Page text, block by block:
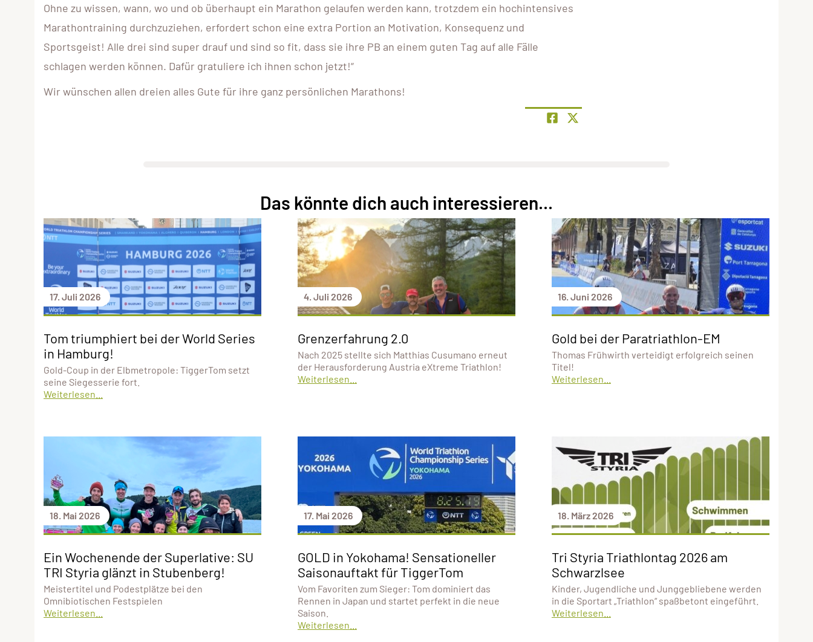
Ohne zu wissen, wann, wo und ob überhaupt ein Marathon gelaufen werden kann, trotzdem ein hochintensives
Marathontraining durchzuziehen, erfordert schon eine extra Portion an Motivation, Konsequenz und
Sportsgeist! Alle drei sind super drauf und sind so fit, dass sie ihre PB an einem guten Tag auf alle Fälle
schlagen werden können. Dafür gratuliere ich ihnen schon jetzt!“
Wir wünschen allen dreien alles Gute für ihre ganz persönlichen Marathons!
Das könnte dich auch interessieren...
17. Juli 2026
Tom triumphiert bei der World Series
in Hamburg!
Gold-Coup in der Elbmetropole: TiggerTom setzt
seine Siegesserie fort.
Weiterlesen...
4. Juli 2026
Grenzerfahrung 2.0
Nach 2025 stellte sich Matthias Cusumano erneut
der Herausforderung Austria eXtreme Triathlon!
Weiterlesen...
16. Juni 2026
Gold bei der Paratriathlon-EM
Thomas Frühwirth verteidigt erfolgreich seinen
Titel!
Weiterlesen...
18. Mai 2026
Ein Wochenende der Superlative: SU
TRI Styria glänzt in Stubenberg!
Meistertitel und Podestplätze bei den
Omnibiotischen Festspielen
Weiterlesen...
17. Mai 2026
GOLD in Yokohama! Sensationeller
Saisonauftakt für TiggerTom
Vom Favoriten zum Sieger: Tom dominiert das
Rennen in Japan und startet perfekt in die neue
Saison.
Weiterlesen...
18. März 2026
Tri Styria Triathlontag 2026 am
Schwarzlsee
Kinder, Jugendliche und Junggebliebene werden
in die Sportart „Triathlon“ spaßbetont eingeführt.
Weiterlesen...